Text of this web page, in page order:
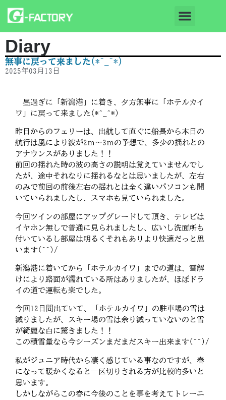
Diary
無事に戻って来ました(*^_^*)
2025年03月13日
昼過ぎに「新潟港」に着き、夕方無事に「ホテルカイ
ワ」に戻って来ました(*^_^*)
昨日からのフェリーは、出航して直ぐに船長から本日の
航行は風により波が2ｍ～3ｍの予想で、多少の揺れとの
アナウンスがありました！！
前回の揺れた時の波の高さの説明は覚えていませんでし
たが、途中それなりに揺れるなとは思いましたが、左右
のみで前回の前後左右の揺れとは全く違いパソコンも開
いていられましたし、スマホも見ていられました。
今回ツインの部屋にアップグレードして頂き、テレビは
イヤホン無しで普通に見られましたし、広いし洗面所も
付いているし部屋は明るくそれもありより快適だっと思
います(^^)/
新潟港に着いてから「ホテルカイワ」までの道は、雪解
けにより路面が濡れている所はありましたが、ほぼドラ
イの道で運転も楽でした。
今回12日間出ていて、「ホテルカイワ」の駐車場の雪は
減りましたが、スキー場の雪は余り減っていないのと雪
が綺麗な白に驚きました！！
この積雪量なら今シーズンまだまだスキー出来ます(^^)/
私がジュニア時代から凄く感じている事なのですが、春
になって暖かくなると一区切りされる方が比較的多いと
思います。
しかしながらこの春に今後のことを事を考えてトレーニ